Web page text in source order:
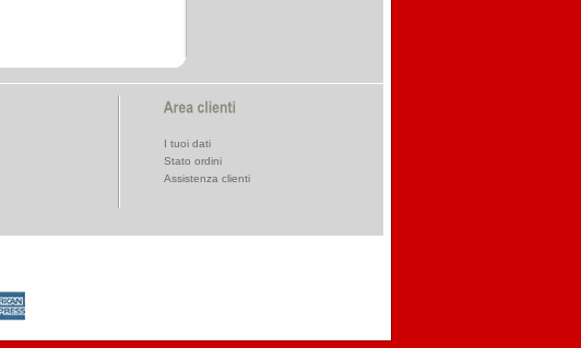
I tuoi dati
Stato ordini
Assistenza clienti